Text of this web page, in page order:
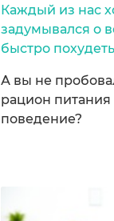
Каждый из нас
задумывался о
быстро
А вы не
рацион
поведение?